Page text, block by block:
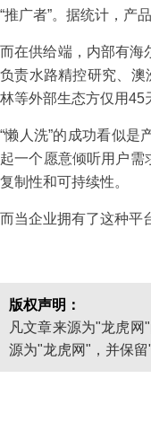
“推广者”。据统计，产
而在供给端，内部有海
负责水路精控研究、
林等外部生态方仅用45
“懒人洗”的成功看似
起一个愿意倾听用户需
复制性和可持续性。
而当企业拥有了这种平
版权声明：
凡文章来源为"龙虎
源为"龙虎网"，并保留